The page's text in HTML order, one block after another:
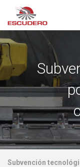
Subvención